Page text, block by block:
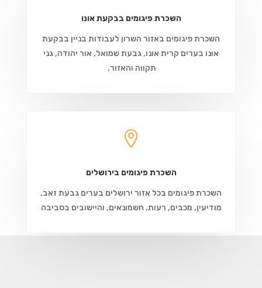
השכרת פיגומים בבקעת אונו
השכרת פיגומים באזור השרון לעבודות בניין בבקעת
אונו בערים קרית אונו, גבעת שמואל, אור יהודה, גני
תקווה והאזור.

השכרת פיגומים בירושלים
השכרת פיגומים בכל אזור ירושלים בערים גבעת זאב,
מודיעין, מכבים, רעות, חשמונאים, והיישובים בסביבה